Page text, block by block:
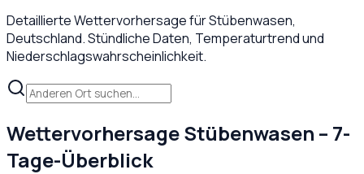
Detaillierte Wettervorhersage fürStübenwasen,
Deutschland. Stündliche Daten, Temperaturtrend und
Niederschlagswahrscheinlichkeit.
WettervorhersageStübenwasen – 7-
Tage-Überblick